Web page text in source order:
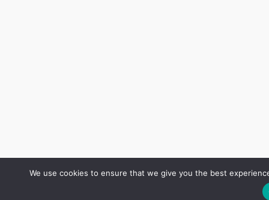
We use cookies to ensure that we give you the best